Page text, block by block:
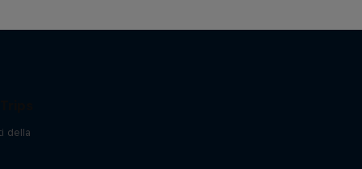
della